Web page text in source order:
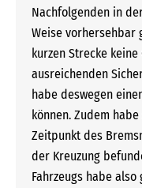
Nachfolgenden in
Weise vorhersehbar
kurzen Strecke
ausreichenden
habe deswegen
können. Zudem
Zeitpunkt des
der Kreuzung
Fahrzeugs habe